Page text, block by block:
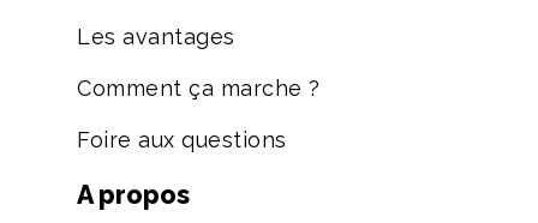
Les avantages
Comment ça marche ?
Foire aux questions
A propos